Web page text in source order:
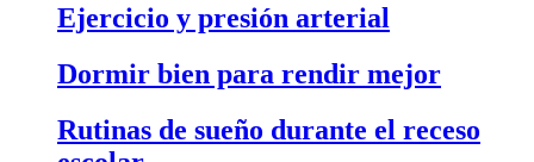
Ejercicio y presión arterial
Dormir bien para rendir mejor
Rutinas de sueño durante el receso